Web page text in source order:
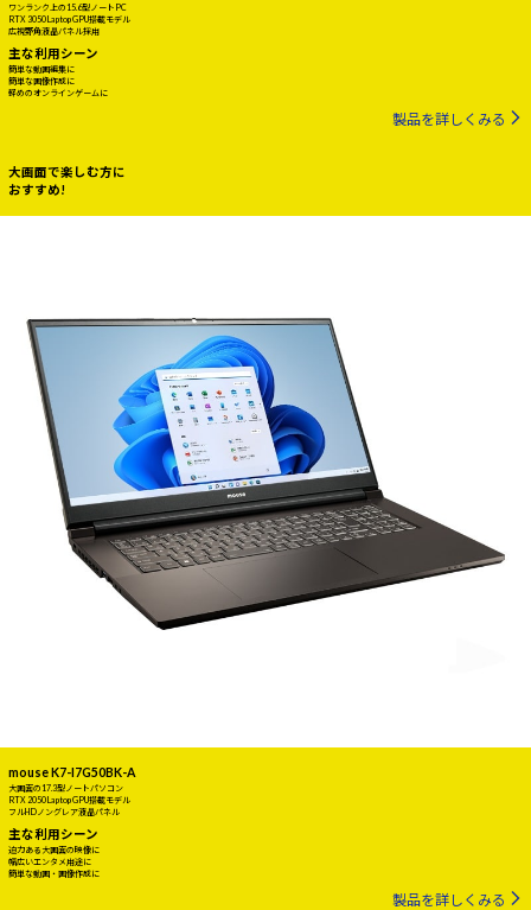
ワンランク上の15.6型ノートPC
RTX 3050 Laptop GPU搭載モデル
広視野角液晶パネル採用
主な利用シーン
簡単な動画編集に
簡単な画像作成に
軽めのオンラインゲームに
製品を詳しくみる
大画面で楽しむ方に
おすすめ!
mouse K7-I7G50BK-A
大画面の17.3型ノートパソコン
RTX 2050 Laptop GPU搭載モデル
フルHDノングレア液晶パネル
主な利用シーン
迫力ある大画面の映像に
幅広いエンタメ用途に
簡単な動画・画像作成に
製品を詳しくみる